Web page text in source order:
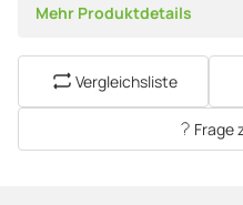
Mehr Produktdetails
Vergleichsliste
Frage